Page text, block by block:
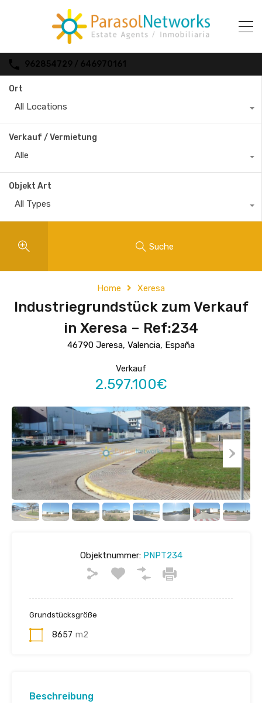
962854729 / 646970161
Ort
All Locations
Verkauf / Vermietung
Alle
Objekt Art
All Types
Suche
Home Xeresa
Industriegrundstück zum Verkauf
in Xeresa – Ref:234
46790 Jeresa, Valencia, España
Verkauf
2.597.100€
Objektnummer:PNPT234
Grundstücksgröße
8657 m2
Beschreibung